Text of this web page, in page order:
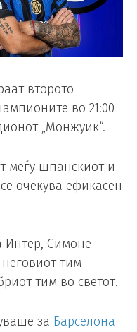
второто
во 21:00
„Монжуик“.
меѓу шпанскиот и
очекува ефикасен
Интер, Симоне
тим
тим во светот.
за Барселона